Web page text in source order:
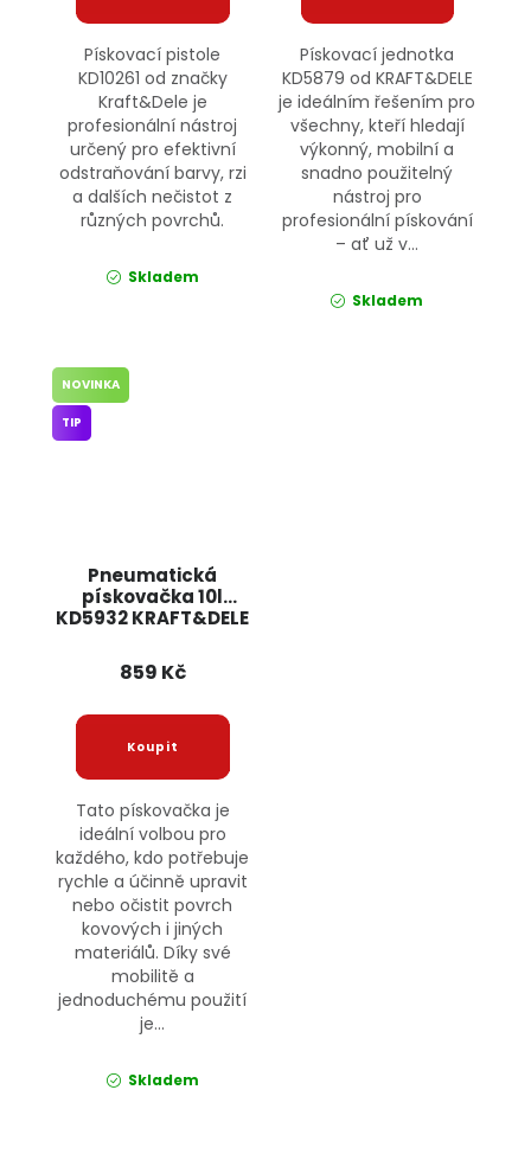
Pískovací pistole
KD10261 od značky
Kraft&Dele je
profesionální nástroj
určený pro efektivní
odstraňování barvy, rzi
a dalších nečistot z
různých povrchů.
Skladem
Pískovací jednotka
KD5879 od KRAFT&DELE
je ideálním řešením pro
všechny, kteří hledají
výkonný, mobilní a
snadno použitelný
nástroj pro
profesionální pískování
– ať už v...
Skladem
Pneumatická
pískovačka 10l
KD5932 KRAFT&DELE
NOVINKA
TIP
859 Kč
Tato pískovačka je
ideální volbou pro
každého, kdo potřebuje
rychle a účinně upravit
nebo očistit povrch
kovových i jiných
materiálů. Díky své
mobilitě a
jednoduchému použití
je...
Skladem